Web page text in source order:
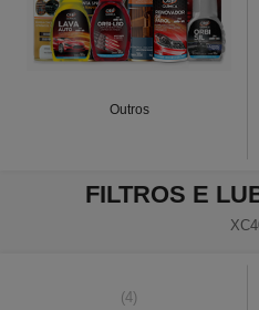
Outros
FILTROS E
(4)